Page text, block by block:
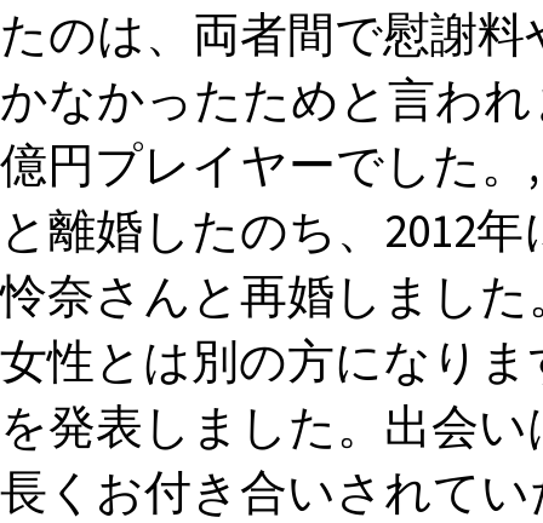
たのは、両者間で慰謝
かなかったためと言わ
億円プレイヤーでした
と離婚したのち、2012
怜奈さんと再婚しまし
女性とは別の方になりま
を発表しました。出会
長くお付き合いされて